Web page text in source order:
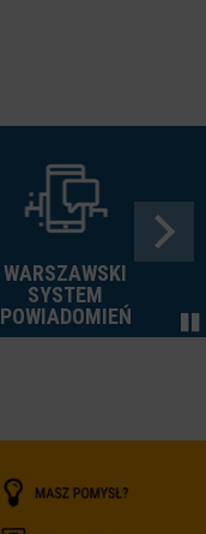
WARSZAWSKI
SYSTEM
POWIADOMIEŃ